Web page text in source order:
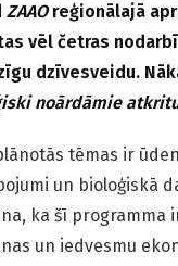
ZAAOreģionālajā
vēl četras
dzīvesveidu.
noārdāmie
tēmas ir
un bioloģiskā
ka šī programma
un iedvesmu